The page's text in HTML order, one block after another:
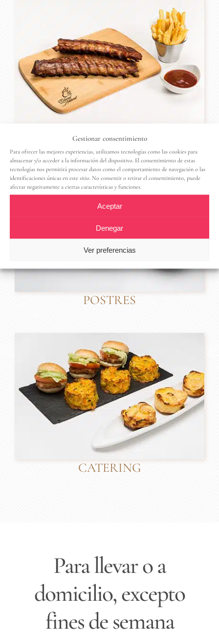
Gestionar consentimiento
Para ofrecer las mejores experiencias, utilizamos tecnologías como las cookies para
almacenar y/o acceder a la información del dispositivo. El consentimiento de estas
tecnologías nos permitirá procesar datos como el comportamiento de navegación o las
identificaciones únicas en este sitio. No consentir o retirar el consentimiento, puede
afectar negativamente a ciertas características y funciones.
Aceptar
Denegar
Ver preferencias
POSTRES
CATERING
Para llevar o a
domicilio, excepto
fines de semana